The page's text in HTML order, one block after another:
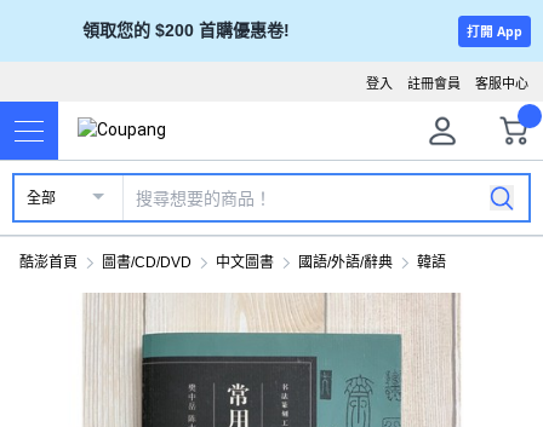
領取您的 $200 首購優惠卷! 打開 App
客服中心
註冊會員
登入
全部
酷澎首頁 圖書/CD/DVD 中文圖書 國語/外語/辭典 韓語